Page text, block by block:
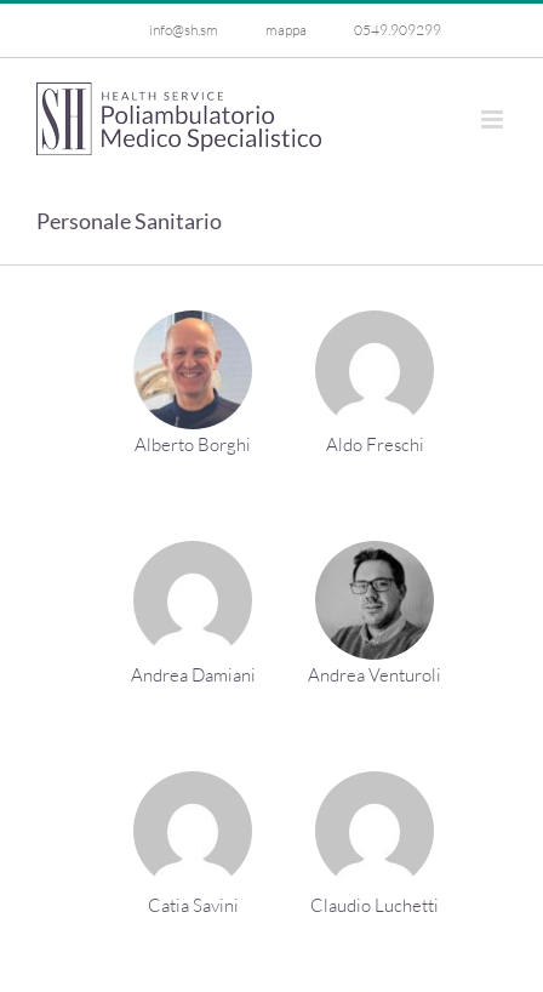
info@sh.sm mappa 0549.909299
Personale Sanitario
Alberto Borghi Aldo Freschi
Andrea Damiani Andrea Venturoli
Catia Savini Claudio Luchetti